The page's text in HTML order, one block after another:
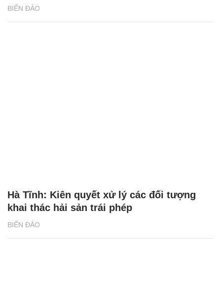
BIỂN ĐẢO
BIỂN ĐẢO
Hà Tĩnh: Kiên quyết xử lý các đối tượng
khai thác hải sản trái phép